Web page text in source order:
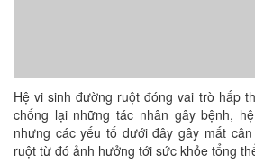
Hệ vi sinh đường ruột đóng vai trò hấp
chống lại những tác nhân gây bệnh,
nhưng các yếu tố dưới đây gây mất
ruột từ đó ảnh hưởng tới sức khỏe tổng